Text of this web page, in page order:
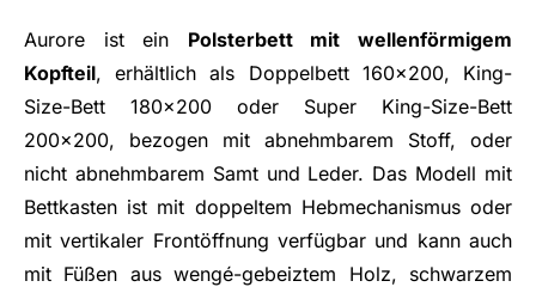
Aurore ist ein Polsterbett mit wellenförmigem
Kopfteil, erhältlich als Doppelbett 160x200, King-
Size-Bett 180x200 oder Super King-Size-Bett
200x200, bezogen mit abnehmbarem Stoff, oder
nicht abnehmbarem Samt und Leder. Das Modell mit
Bettkasten ist mit doppeltem Hebmechanismus oder
mit vertikaler Frontöffnung verfügbar und kann auch
mit Füßen aus wengé-gebeiztem Holz, schwarzem